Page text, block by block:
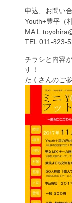
申込、お問い
Youth+豊平（
TEL:011-823-
チラシと内容
す！
たくさんのご